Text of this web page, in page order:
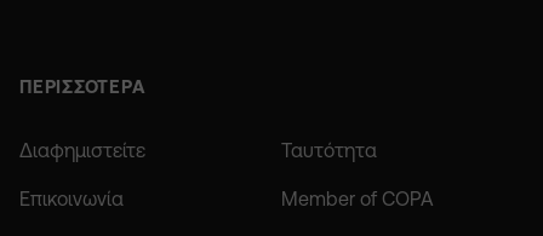
ΠΕΡΙΣΣΟΤΕΡΑ
Διαφημιστείτε Ταυτότητα
Επικοινωνία Member of COPA